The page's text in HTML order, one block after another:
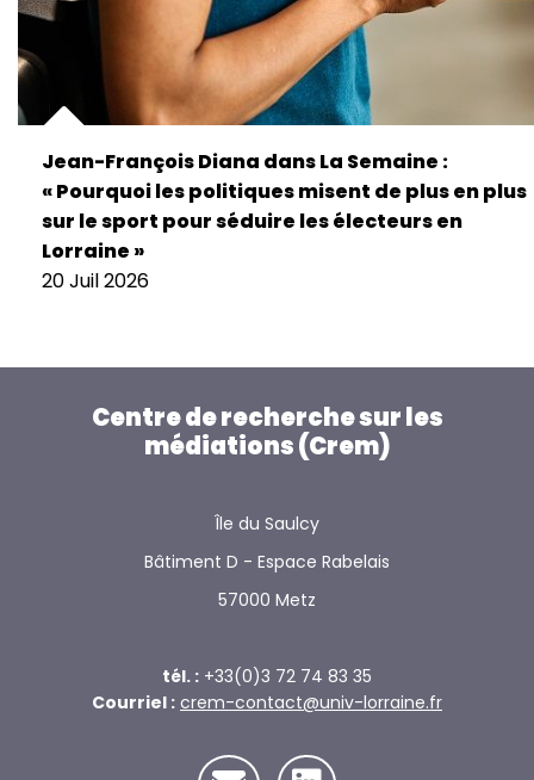
Jean-François Diana dans La Semaine :
« Pourquoi les politiques misent de plus en plus
sur le sport pour séduire les électeurs en
Lorraine »
20 Juil 2026
Centre de recherche sur les
médiations (Crem)
Île du Saulcy
Bâtiment D - Espace Rabelais
57000 Metz
tél. : +33(0)3 72 74 83 35
Courriel : crem-contact@univ-lorraine.fr